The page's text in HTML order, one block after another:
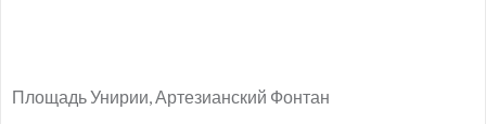
Площадь Унирии, Артезианский Фонтан